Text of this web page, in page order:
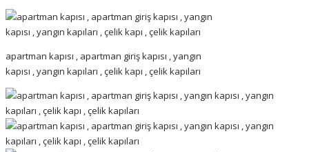
apartman kapısı , apartman giriş kapısı , yangın
kapısı , yangın kapıları , çelik kapı , çelik kapıları